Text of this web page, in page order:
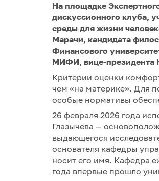
На площадке
дискуссионного клуба,
среды для жизни
Марачи, кандидата
Финансового
МИФИ, вице-президента
Критерии оценки
чем «на материке». Для
особые нормативы
26 февраля 2026 года
Глазычева —
выдающегося
основателя кафедры
носит его имя. Кафедра
года впервые прошло